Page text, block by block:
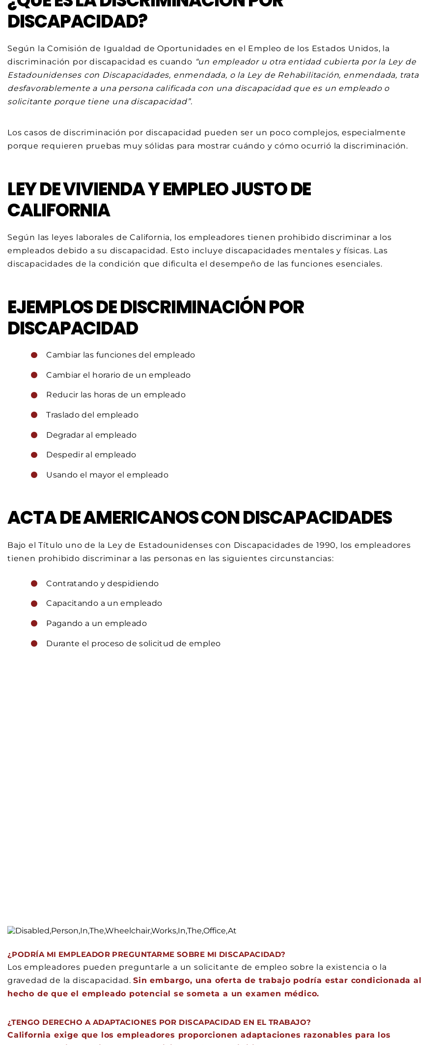
DISCAPACIDAD?
Según la Comisión de Igualdad de Oportunidades en el Empleo de los Estados Unidos, la
discriminación por discapacidad es cuando “un empleador u otra entidad cubierta por la Ley de
Estadounidenses con Discapacidades, enmendada, o la Ley de Rehabilitación, enmendada, trata
desfavorablemente a una persona calificada con una discapacidad que es un empleado o
solicitante porque tiene una discapacidad”.
Los casos de discriminación por discapacidad pueden ser un poco complejos, especialmente
porque requieren pruebas muy sólidas para mostrar cuándo y cómo ocurrió la discriminación.
LEY DE VIVIENDA Y EMPLEO JUSTO DE
CALIFORNIA
Según las leyes laborales de California, los empleadores tienen prohibido discriminar a los
empleados debido a su discapacidad. Esto incluye discapacidades mentales y físicas. Las
discapacidades de la condición que dificulta el desempeño de las funciones esenciales.
EJEMPLOS DE DISCRIMINACIÓN POR
DISCAPACIDAD
Cambiar las funciones del empleado
Cambiar el horario de un empleado
Reducir las horas de un empleado
Traslado del empleado
Degradar al empleado
Despedir al empleado
Usando el mayor el empleado
ACTA DE AMERICANOS CON DISCAPACIDADES
Bajo el Título uno de la Ley de Estadounidenses con Discapacidades de 1990, los empleadores
tienen prohibido discriminar a las personas en las siguientes circunstancias:
Contratando y despidiendo
Capacitando a un empleado
Pagando a un empleado
Durante el proceso de solicitud de empleo
¿PODRÍA MI EMPLEADOR PREGUNTARME SOBRE MI DISCAPACIDAD?
Los empleadores pueden preguntarle a un solicitante de empleo sobre la existencia o la
gravedad de la discapacidad.Sin embargo, una oferta de trabajo podría estar condicionada al
hecho de que el empleado potencial se someta a un examen médico.
¿TENGO DERECHO A ADAPTACIONES POR DISCAPACIDAD EN EL TRABAJO?
California exige que los empleadores proporcionen adaptaciones razonables para los